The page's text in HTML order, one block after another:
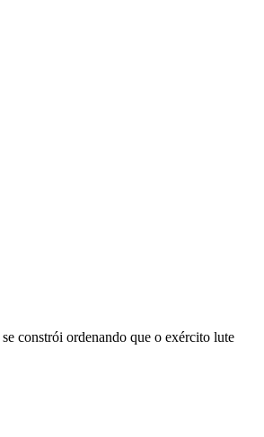
constrói ordenando que o exército lute